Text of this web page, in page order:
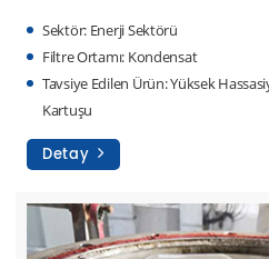
Sektör: Enerji Sektörü
Filtre Ortamı: Kondensat
Tavsiye Edilen Ürün: Yüksek
Kartuşu
Detay